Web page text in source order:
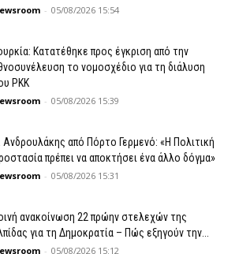
- 05/08/2026 15:54
Κατατέθηκε προς έγκριση από την
το νομοσχέδιο για τη διάλυση
PKK
- 05/08/2026 15:39
Ανδρουλάκης από Πόρτο Γερμενό: «Η Πολιτική
πρέπει να αποκτήσει ένα άλλο δόγμα»
- 05/08/2026 15:31
ανακοίνωση 22 πρώην στελεχών της
για τη Δημοκρατία – Πώς εξηγούν την...
- 05/08/2026 15:12